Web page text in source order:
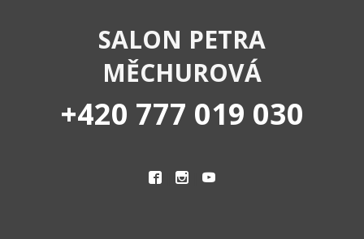
SALON PETRA
MĚCHUROVÁ
+420 777 019 030